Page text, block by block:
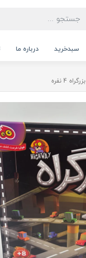
سبدخرید درباره ما
بزرگراه 4 نفره